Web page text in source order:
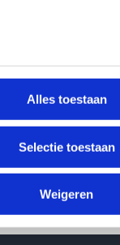
Alles toestaan
Selectie toestaan
Weigeren
Jan Pissierssens
en gestion des